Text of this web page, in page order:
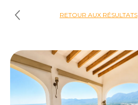
RETOUR AUX RÉSULTATS